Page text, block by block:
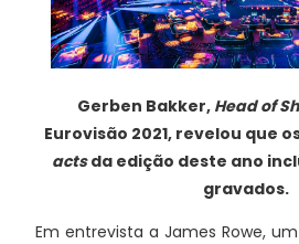
Gerben Bakker, Head of
Eurovisão 2021, revelou que
actsda edição deste ano
gravados.
Em entrevista a James Rowe,